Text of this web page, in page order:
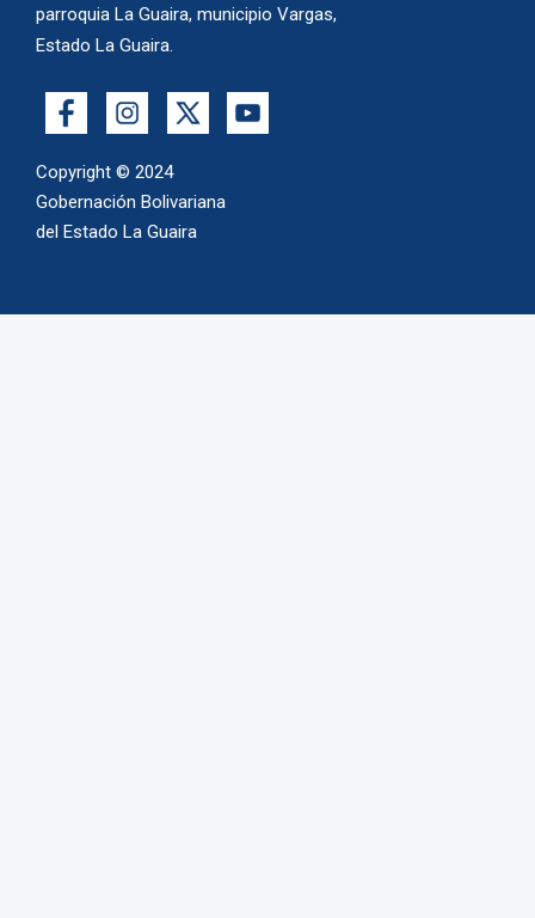
parroquia La Guaira, municipio Vargas,
Estado La Guaira.
Copyright © 2024
Gobernación Bolivariana
del Estado La Guaira